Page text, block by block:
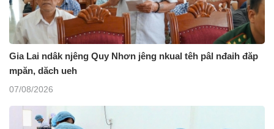
Gia Lai ndâk njêng Quy Nhơn jêng nkual têh pâl nđaih đăp
mpăn, dăch ueh
07/08/2026